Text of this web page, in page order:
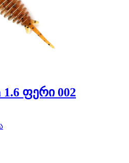
ფერი 002